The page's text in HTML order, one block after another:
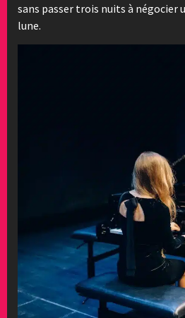
sans passer trois nuits à négocier
lune.